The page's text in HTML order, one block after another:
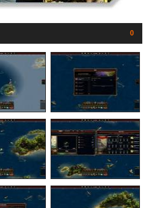
0